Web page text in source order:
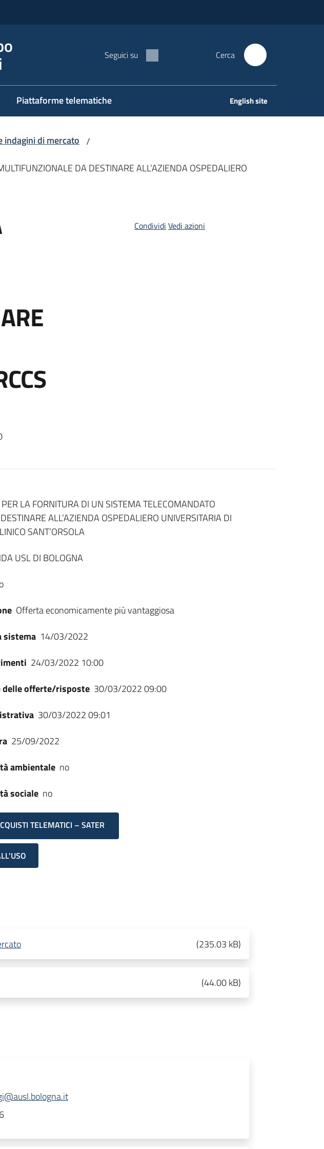
Seguici su Cerca
Piattaforme telematiche English site
indagini di mercato /
DA DESTINARE ALL’AZIENDA OSPEDALIERO
Condividi Vedi azioni
LA FORNITURA DI UN SISTEMA TELECOMANDATO
ALL’AZIENDA OSPEDALIERO UNIVERSITARIA DI
SANT’ORSOLA
USL DI BOLOGNA
Offerta economicamente più vantaggiosa
sistema 14/03/2022
24/03/2022 10:00
delle offerte/risposte 30/03/2022 09:00
30/03/2022 09:01
25/09/2022
ambientale no
sociale no
TELEMATICI – SATER
(235.03 kB)
(44.00 kB)